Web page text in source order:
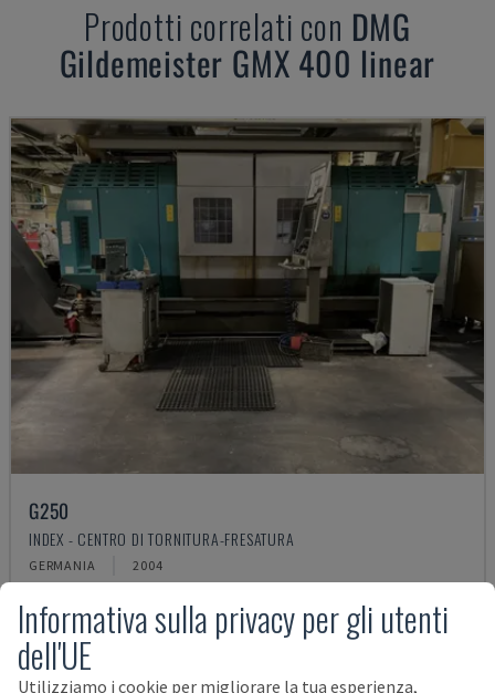
Prodotti correlati con DMG
Gildemeister GMX 400 linear
G250
INDEX - CENTRO DI TORNITURA-FRESATURA
GERMANIA 2004
38.000 €
Informativa sulla privacy per gli utenti
dell'UE
Utilizziamo i cookie per migliorare la tua esperienza,